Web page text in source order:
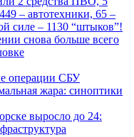
– автотехники, 65 –
силе – 1130 “штыков”!
снова больше всего
операции СБУ
жара: синоптики
выросло до 24: